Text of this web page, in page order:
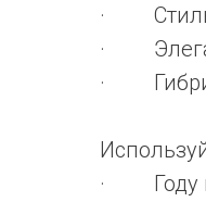
·
·
·
· Году